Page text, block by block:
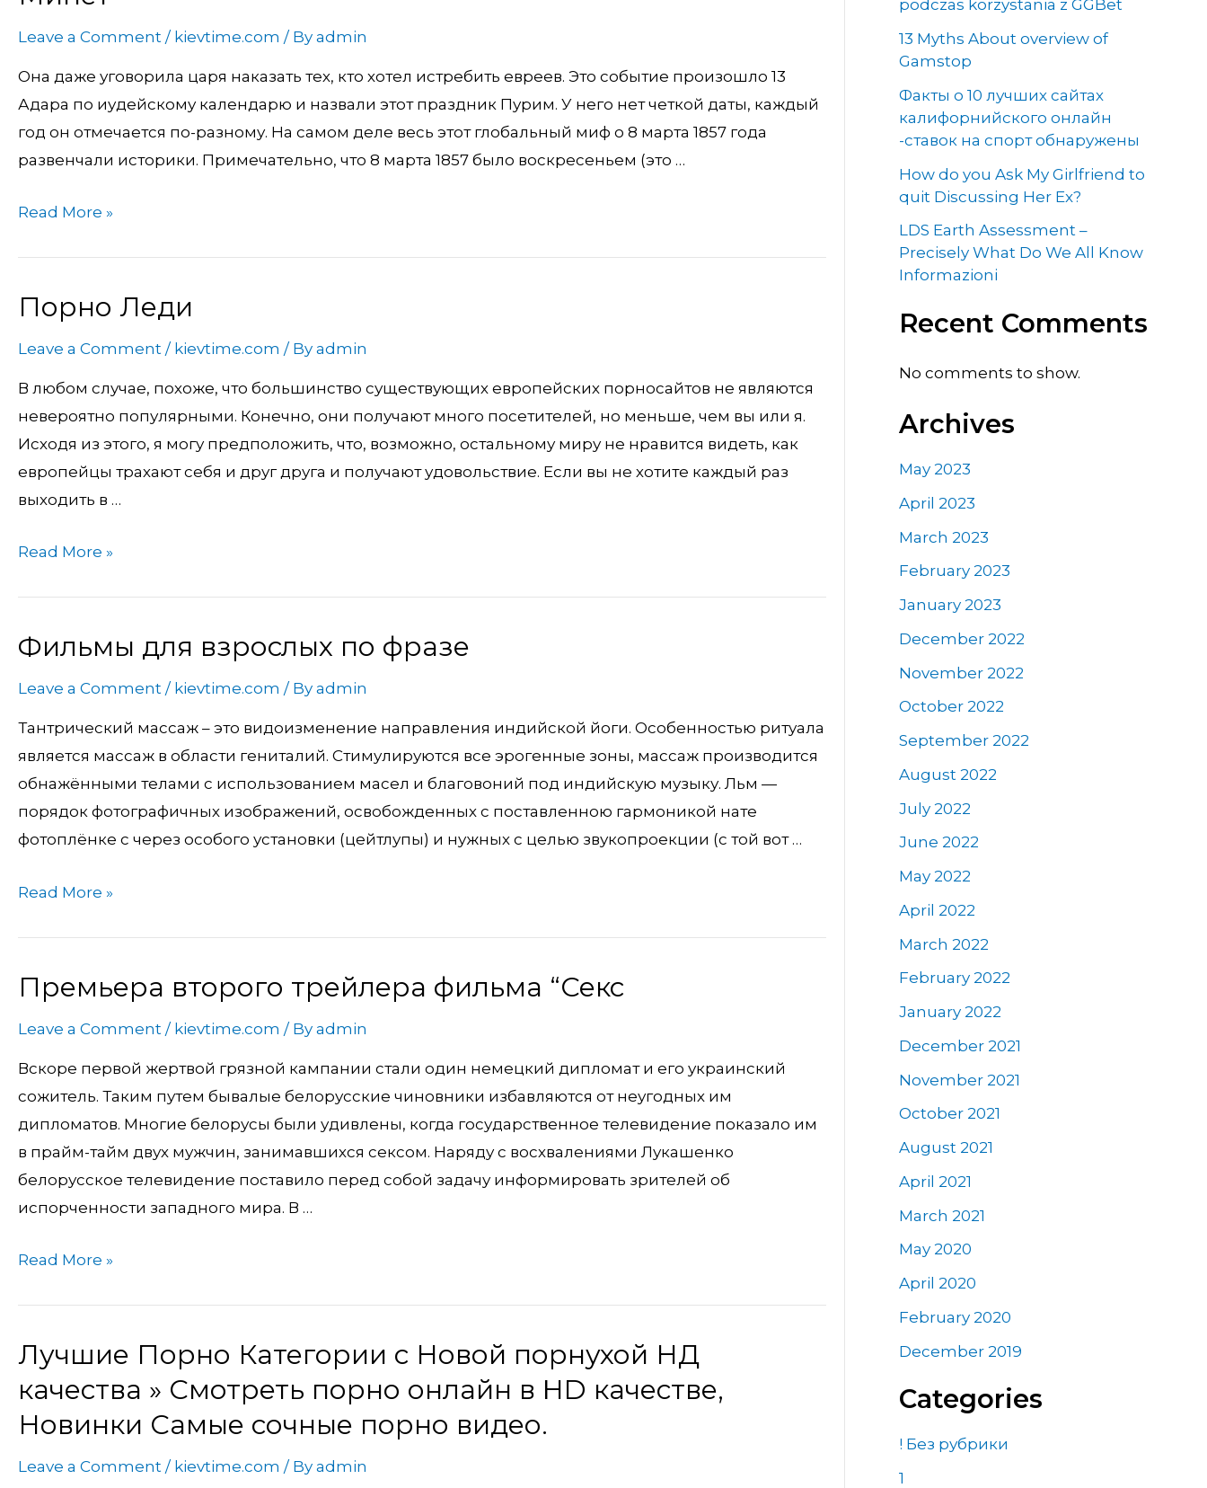
Leave a Comment / kievtime.com / By admin
Она даже уговорила царя наказать тех, кто хотел истребить евреев. Это событие произошло 13
Адара по иудейскому календарю и назвали этот праздник Пурим. У него нет четкой даты, каждый
год он отмечается по-разному. На самом деле весь этот глобальный миф о 8 марта 1857 года
развенчали историки. Примечательно, что 8 марта 1857 было воскресеньем (это …
Read More »
Порно Леди
Leave a Comment / kievtime.com / By admin
В любом случае, похоже, что большинство существующих европейских порносайтов не являются
невероятно популярными. Конечно, они получают много посетителей, но меньше, чем вы или я.
Исходя из этого, я могу предположить, что, возможно, остальному миру не нравится видеть, как
европейцы трахают себя и друг друга и получают удовольствие. Если вы не хотите каждый раз
выходить в …
Порно
Read More »
Фильмы для взрослых по фразе
Leave a Comment / kievtime.com / By admin
Тантрический массаж – это видоизменение направления индийской йоги. Особенностью ритуала
является массаж в области гениталий. Стимулируются все эрогенные зоны, массаж производится
обнажёнными телами с использованием масел и благовоний под индийскую музыку. Льм —
порядок фотографичных изображений, освобожденных с поставленною гармоникой нате
фотоплёнке с через особого установки (цейтлупы) и нужных с целью звукопроекции (с той вот …
Фильмы
взрослых
по
фразе
Read More »
Премьера второго трейлера фильма “Секс
Leave a Comment / kievtime.com / By admin
Вскоре первой жертвой грязной кампании стали один немецкий дипломат и его украинский
сожитель. Таким путем бывалые белорусские чиновники избавляются от неугодных им
дипломатов. Многие белорусы были удивлены, когда государственное телевидение показало им
в прайм-тайм двух мужчин, занимавшихся сексом. Наряду с восхвалениями Лукашенко
белорусское телевидение поставило перед собой задачу информировать зрителей об
испорченности западного мира. В …
Премьера
трейлера
фильма
“Секс
Read More »
Лучшие Порно Категории с Новой порнухой НД
качества » Смотреть порно онлайн в HD качестве,
Новинки Самые сочные порно видео.
Leave a Comment / kievtime.com / By admin
Лучшие
Категории
с
Новой
podczas korzystania z GGBet
13 Myths About overview of
Gamstop
Факты о 10 лучших сайтах
калифорнийского онлайн
-ставок на спорт обнаружены
How do you Ask My Girlfriend to
quit Discussing Her Ex?
LDS Earth Assessment –
Precisely What Do We All Know
Informazioni
Recent Comments
No comments to show.
Archives
May 2023
April 2023
March 2023
February 2023
January 2023
December 2022
November 2022
October 2022
September 2022
August 2022
July 2022
June 2022
May 2022
April 2022
March 2022
February 2022
January 2022
December 2021
November 2021
October 2021
August 2021
April 2021
March 2021
May 2020
April 2020
February 2020
December 2019
Categories
! Без рубрики
1